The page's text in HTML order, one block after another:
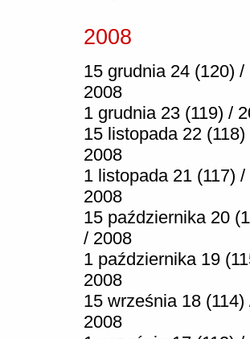
2008
15 grudnia 24 (120) /
2008
1 grudnia 23 (119) /
15 listopada 22 (118)
2008
1 listopada 21 (117) /
2008
15 października 20
/ 2008
1 października 19
2008
15 września 18 (114)
2008